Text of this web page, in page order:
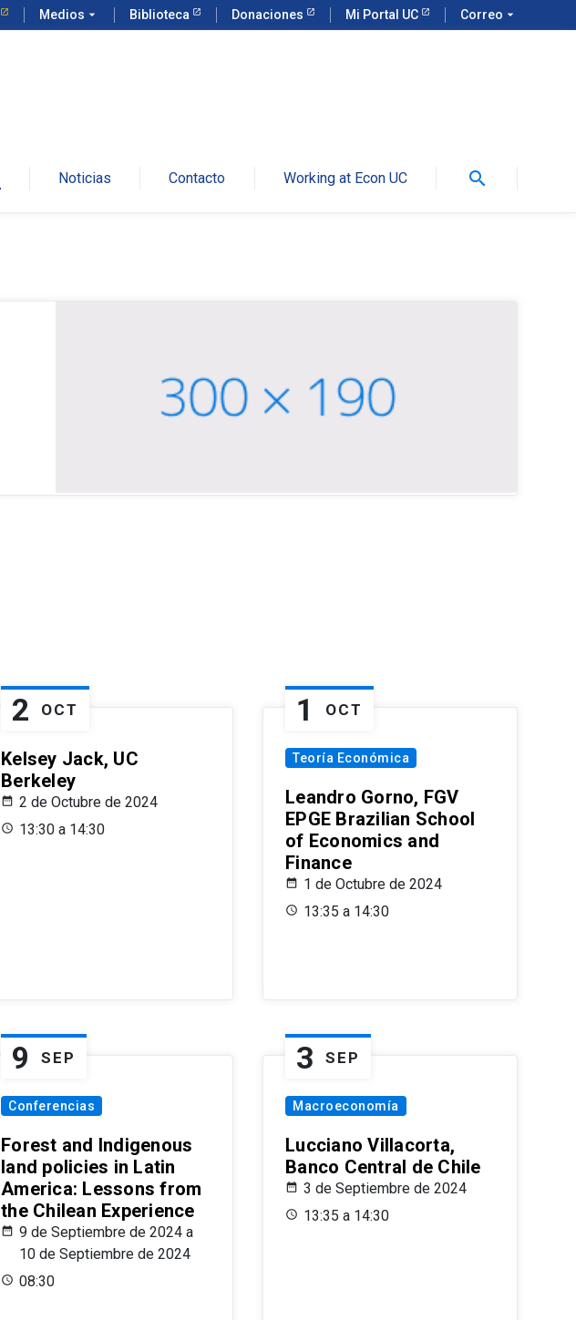
Medios arrow_drop_down Biblioteca Donaciones Mi Portal UC Correo arrow_drop_down
Noticias Contacto Working at Econ UC search
2 OCT
Kelsey Jack, UC
Berkeley
2 de Octubre de 2024
13:30 a 14:30
1 OCT
Teoría Económica
Leandro Gorno, FGV
EPGE Brazilian School
of Economics and
Finance
1 de Octubre de 2024
13:35 a 14:30
9 SEP
Conferencias
Forest and Indigenous
land policies in Latin
America: Lessons from
the Chilean Experience
9 de Septiembre de 2024 a
10 de Septiembre de 2024
08:30
3 SEP
Macroeconomía
Lucciano Villacorta,
Banco Central de Chile
3 de Septiembre de 2024
13:35 a 14:30